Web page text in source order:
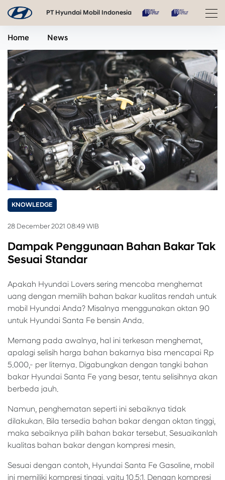
PT Hyundai Mobil Indonesia
Home News
KNOWLEDGE
28 December 2021 08:49 WIB
Dampak Penggunaan Bahan Bakar Tak
Sesuai Standar
Apakah Hyundai Lovers sering mencoba menghemat
uang dengan memilih bahan bakar kualitas rendah untuk
mobil Hyundai Anda? Misalnya menggunakan oktan 90
untuk Hyundai Santa Fe bensin Anda.
Memang pada awalnya, hal ini terkesan menghemat,
apalagi selisih harga bahan bakarnya bisa mencapai Rp
5.000,- per liternya. Digabungkan dengan tangki bahan
bakar Hyundai Santa Fe yang besar, tentu selisihnya akan
berbeda jauh.
Namun, penghematan seperti ini sebaiknya tidak
dilakukan. Bila tersedia bahan bakar dengan oktan tinggi,
maka sebaiknya pilih bahan bakar tersebut. Sesuaikanlah
kualitas bahan bakar dengan kompresi mesin.
Sesuai dengan contoh, Hyundai Santa Fe Gasoline, mobil
ini memiliki kompresi tinggi, yaitu 10,5:1. Dengan kompresi